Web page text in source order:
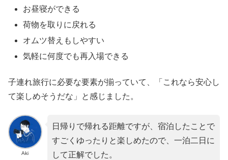
お昼寝ができる
荷物を取りに戻れる
オムツ替えもしやすい
気軽に何度でも再入場できる
子連れ旅行に必要な要素が揃っていて、「これなら安心し
て楽しめそうだな」と感じました。
Aki
日帰りで帰れる距離ですが、宿泊したことで
すごくゆったりと楽しめたので、一泊二日に
して正解でした。